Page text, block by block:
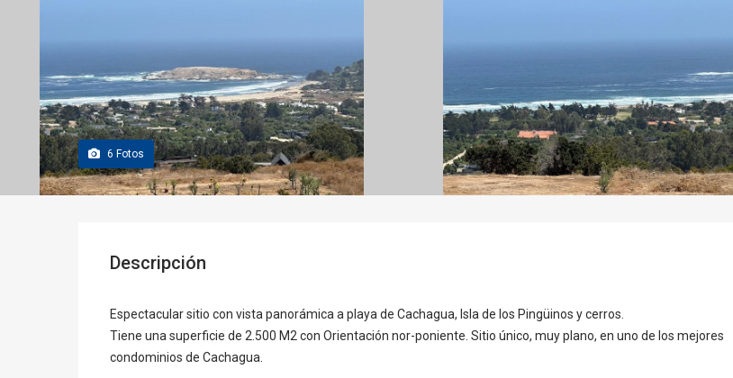
6 Fotos
Descripción
Espectacular sitio con vista panorámica a playa de Cachagua, Isla de los Pingüinos y cerros.
Tiene una superficie de 2.500 M2 con Orientación nor-poniente. Sitio único, muy plano, en uno de los mejores
condominios de Cachagua.